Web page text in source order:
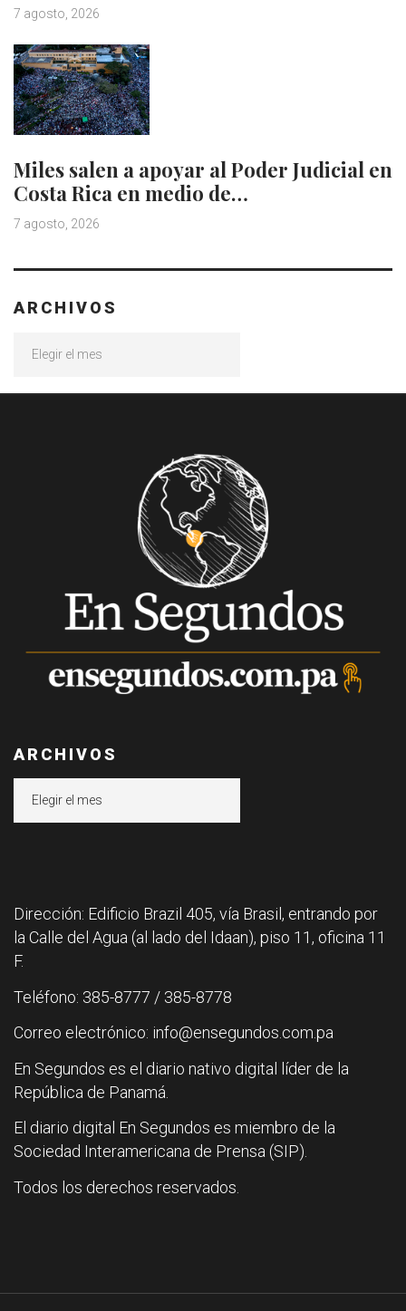
7 agosto, 2026
Miles salen a apoyar al Poder Judicial en
Costa Rica en medio de…
7 agosto, 2026
ARCHIVOS
ARCHIVOS
Dirección: Edificio Brazil 405, vía Brasil, entrando por
la Calle del Agua (al lado del Idaan), piso 11, oficina 11
F.
Teléfono: 385-8777 / 385-8778
Correo electrónico: info@ensegundos.com.pa
En Segundos es el diario nativo digital líder de la
República de Panamá.
El diario digital En Segundos es miembro de la
Sociedad Interamericana de Prensa (SIP).
Todos los derechos reservados.